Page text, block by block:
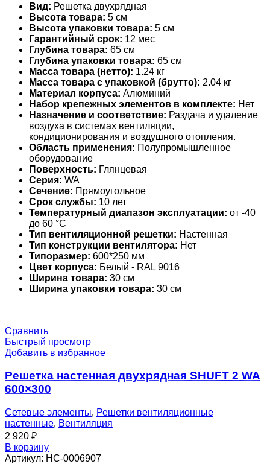
Вид: Решетка двухрядная
Высота товара: 5 см
Высота упаковки товара: 5 см
Гарантийный срок: 12 мес
Глубина товара: 65 см
Глубина упаковки товара: 65 см
Масса товара (нетто): 1.24 кг
Масса товара с упаковкой (брутто): 2.04 кг
Материал корпуса: Алюминий
Набор крепежных элементов в комплекте: Нет
Назначение и соответствие: Раздача и удаление
воздуха в системах вентиляции,
кондиционирования и воздушного отопления.
Область применения: Полупромышленное
оборудование
Поверхность: Глянцевая
Серия: WA
Сечение: Прямоугольное
Срок службы: 10 лет
Температурный диапазон эксплуатации: от -40
до 60 °С
Тип вентиляционной решетки: Настенная
Тип конструкции вентилятора: Нет
Типоразмер: 600*250 мм
Цвет корпуса: Белый - RAL 9016
Ширина товара: 30 см
Ширина упаковки товара: 30 см
Сравнить
Быстрый просмотр
Добавить в избранное
Решетка настенная двухрядная SHUFT 2 WA
600×300
Сетевые элементы, Решетки вентиляционные
настенные, Вентиляция
2 920 ₽
В корзину
Артикул: НС-0006907